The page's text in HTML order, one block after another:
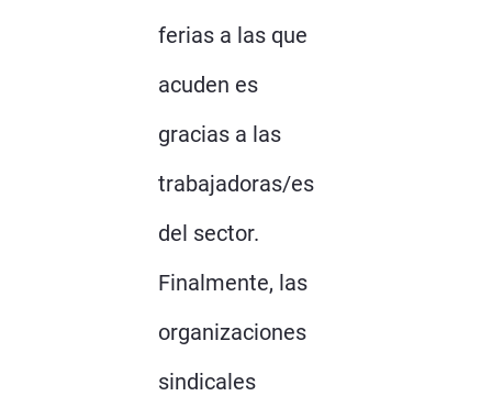
ferias a las que
acuden es
gracias a las
trabajadoras/es
del sector.
Finalmente, las
organizaciones
sindicales